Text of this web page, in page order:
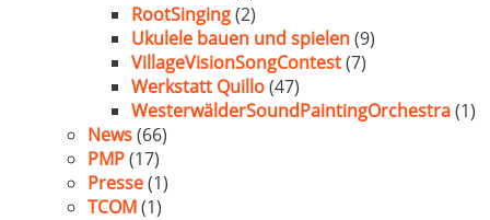
RootSinging(2)
Ukulele bauen und spielen(9)
VillageVisionSongContest(7)
Werkstatt Quillo(47)
WesterwälderSoundPaintingOrchestra(1)
News(66)
PMP(17)
Presse(1)
TCOM(1)